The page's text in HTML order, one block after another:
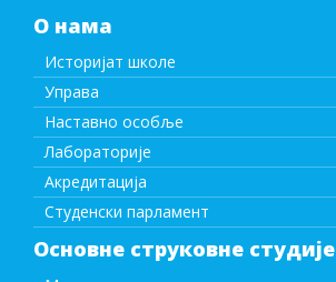
О нама
Историјат школе
Управа
Наставно особље
Лабораторије
Акредитација
Студенски парламент
Основне струковне студије